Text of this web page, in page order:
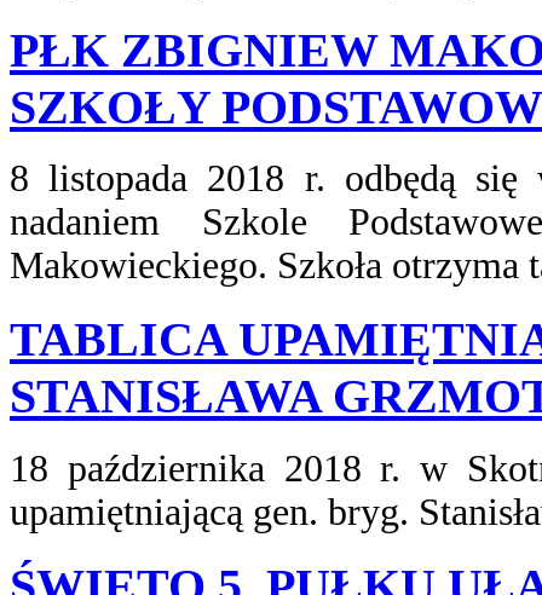
PŁK ZBIGNIEW
SZKOŁY
8 listopada 2018 r. odbędą się
nadaniem Szkole
Makowieckiego. Szkoła otrzyma
TABLICA
STANISŁAWA
18 października 2018 r. w
upamiętniającą gen. bryg.